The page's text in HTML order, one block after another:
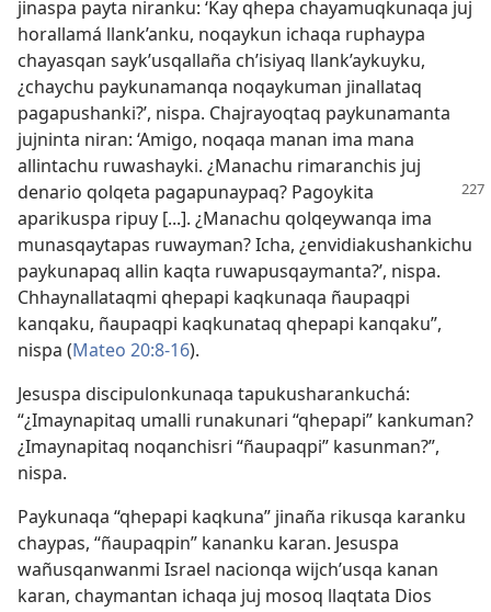
jinaspa payta niranku: ‘Kay qhepa chayamuqkunaqa juj
horallamá llank’anku, noqaykun ichaqa ruphaypa
chayasqan sayk’usqallaña ch’isiyaq llank’aykuyku,
¿chaychu paykunamanqa noqaykuman jinallataq
pagapushanki?’, nispa. Chajrayoqtaq paykunamanta
jujninta niran: ‘Amigo, noqaqa manan ima mana
allintachu ruwashayki. ¿Manachu rimaranchis juj
denario qolqeta pagapunaypaq? Pagoykita
aparikuspa ripuy [...]. ¿Manachu qolqeywanqa ima
munasqaytapas ruwayman? Icha, ¿envidiakushankichu
paykunapaq allin kaqta ruwapusqaymanta?’, nispa.
Chhaynallataqmi qhepapi kaqkunaqa ñaupaqpi
kanqaku, ñaupaqpi kaqkunataq qhepapi kanqaku”,
nispa (Mateo 20:8-16).
Jesuspa discipulonkunaqa tapukusharankuchá:
“¿Imaynapitaq umalli runakunari “qhepapi” kankuman?
¿Imaynapitaq noqanchisri “ñaupaqpi” kasunman?”,
nispa.
Paykunaqa “qhepapi kaqkuna” jinaña rikusqa karanku
chaypas, “ñaupaqpin” kananku karan. Jesuspa
wañusqanwanmi Israel nacionqa wijch’usqa kanan
karan, chaymantan ichaqa juj mosoq llaqtata Dios